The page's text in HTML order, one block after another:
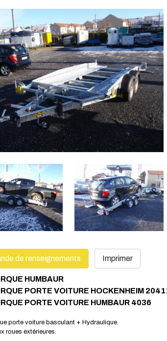
de renseignements Imprimer
HUMBAUR
PORTE VOITURE HOCKENHEIM
PORTE VOITURE HUMBAUR 4036
porte voiture basculant + Hydraulique.
roues extérieures.